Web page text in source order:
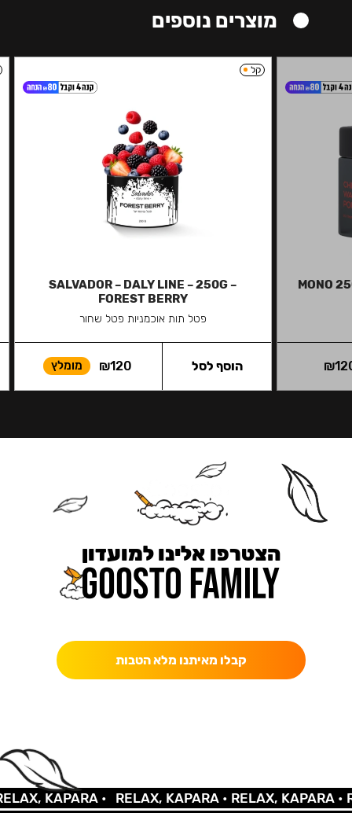
מוצרים נוספים
MONO
₪
קל
SALVADOR – DALY LINE – 250G –
FOREST BERRY
פטל תות אוכמניות פטל שחור
₪120 מומלץ הוסף לסל
הצטרפו אלינו למועדון
קבלו מאיתנו מלא הטבות
KAPARA • RELAX, KAPARA •RELAX, KAPARA •